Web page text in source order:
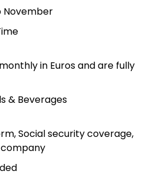
November
in Euros and are fully
& Beverages
Social security coverage,